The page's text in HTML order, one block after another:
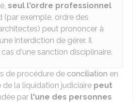
seul l'ordre professionnel
(par exemple, ordre des
peut prononcer à
interdiction de gérer. Il
d'une sanction disciplinaire.
de procédure de conciliation en
de la liquidation judiciaire peut
par l'une des personnes